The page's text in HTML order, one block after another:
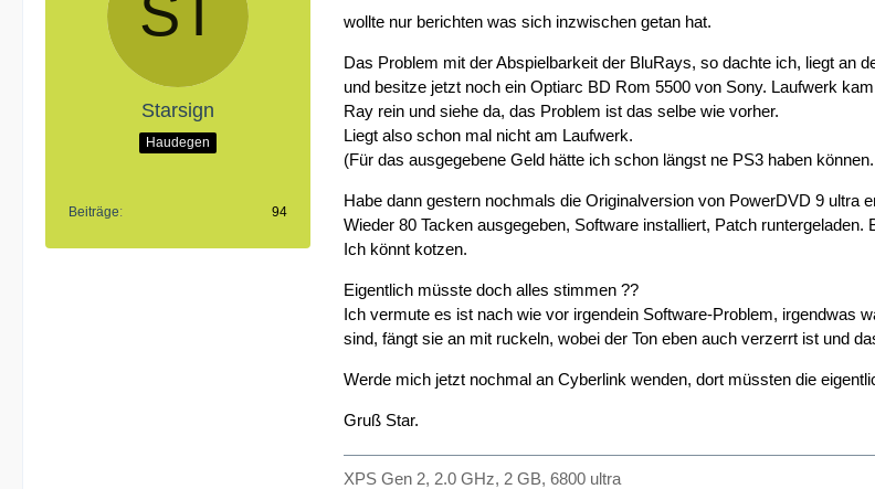
Starsign
Haudegen
Beiträge 94
wollte nur berichten was sich inzwischen getan hat.
Das Problem mit der Abspielbarkeit der BluRays, so dachte ich, liegt an
und besitze jetzt noch ein Optiarc BD Rom 5500 von Sony. Laufwerk
Ray rein und siehe da, das Problem ist das selbe wie vorher.
Liegt also schon mal nicht am Laufwerk.
(Für das ausgegebene Geld hätte ich schon längst ne PS3 haben
Habe dann gestern nochmals die Originalversion von PowerDVD 9 ultra
Wieder 80 Tacken ausgegeben, Software installiert, Patch
Ich könnt kotzen.
Eigentlich müsste doch alles stimmen ??
Ich vermute es ist nach wie vor irgendein Software-Problem, irgendwas
sind, fängt sie an mit ruckeln, wobei der Ton eben auch verzerrt ist und
Werde mich jetzt nochmal an Cyberlink wenden, dort müssten die
Gruß Star.
XPS Gen 2, 2.0 GHz, 2 GB, 6800 ultra